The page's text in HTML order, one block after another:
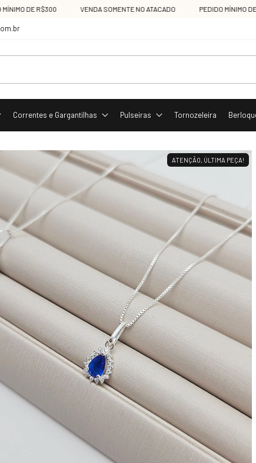
DE R$300 VENDA SOMENTE NO ATACADO PEDIDO MÍNIMO DE
Correntes e Gargantilhas Pulseiras Tornozeleira
ATENÇÃO, ÚLTIMA PEÇA!